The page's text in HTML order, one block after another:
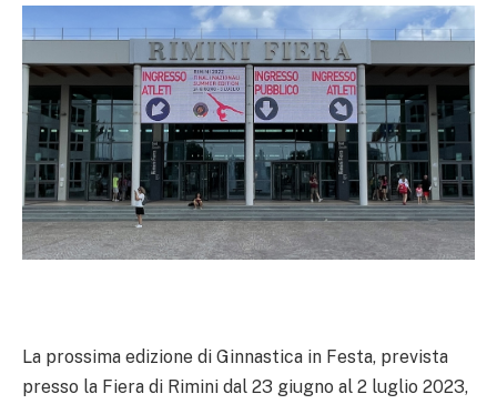
La prossima edizione di Ginnastica in Festa, prevista
presso la Fiera di Rimini dal 23 giugno al 2 luglio 2023,